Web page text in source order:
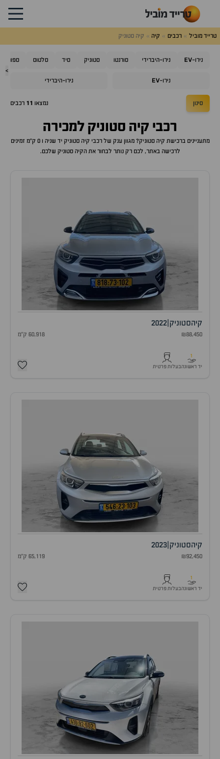
טרייד מוביל רכבים קיה קיה סטוניק
>
נירו-EV נירו-היברידי סורנטו סטוניק סיד סלטוס
נירו-EV נירו-היברידי
סינון נמצאו 11 רכבים
רכבי קיה סטוניק למכירה
מתעניינים ברכישת קיה סטוניק? מגוון ענק של רכבי קיה סטוניק
יד שניה ו 0 ק"מ זמינים
לרכישה באתר, לכם רק נותר לבחור את הקיה סטוניק שלכם.
קיהסטוניק 2022
₪88,450 60,918 ק"מ
1
יד ראשונהבעלות פרטית
קיהסטוניק 2023
₪92,450 65,119 ק"מ
1
יד ראשונהבעלות פרטית